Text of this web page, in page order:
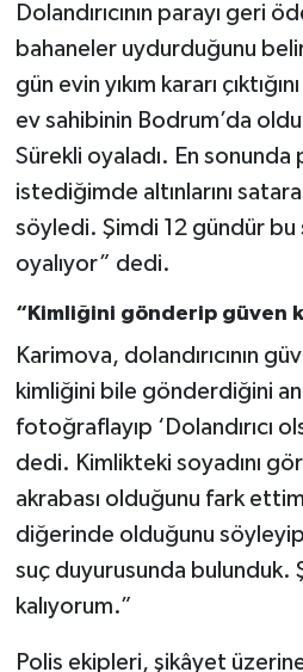
Dolandırıcının parayı geri
bahaneler uydurduğunu
gün evin yıkım kararı
ev sahibinin Bodrum’da
Sürekli oyaladı. En sonunda
istediğimde altınlarını
söyledi. Şimdi 12 gündür bu
oyalıyor” dedi.
“Kimliğini gönderip güven
Karimova, dolandırıcının
kimliğini bile gönderdiğini
fotoğraflayıp ‘Dolandırıcı
dedi. Kimlikteki soyadını
akrabası olduğunu fark
diğerinde olduğunu
suç duyurusunda bulunduk.
kalıyorum.”
Polis ekipleri, şikâyet